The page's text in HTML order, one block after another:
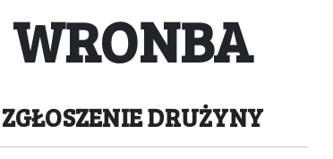
WRONBA
ZGŁOSZENIEDRUŻYNY